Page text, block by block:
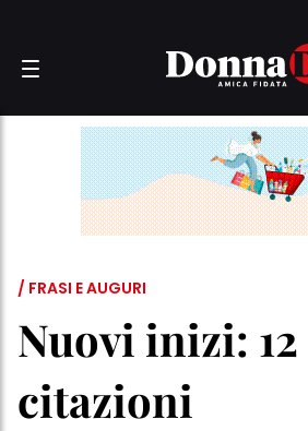
/ FRASI E AUGURI
Nuovi inizi: 12
citazioni